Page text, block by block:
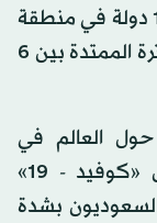
عربي شاب في 50 مدينة وإقليما عبر 17 دولة في منطقة
الشرق الأوسط وشمال أفريقيا خلال الفترة الممتدة بين 6
العالم في
الحصول على أي من لقاحات فيروس «كوفيد - 19»
السعوديون بشدة